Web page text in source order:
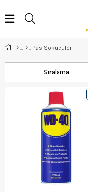
Pas Sökücüler
Sıralama